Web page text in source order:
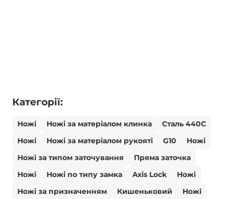
Категорії:
Ножі Ножі за матеріалом клинка
Сталь 440С
Ножі
Ножі за матеріалом рукояті G10
Ножі
Ножі за типом заточування
Пряма заточка
Ножі
Ножі по типу замка Axis Lock
Ножі
Ножі за призначенням
Кишеньковий
Ножі